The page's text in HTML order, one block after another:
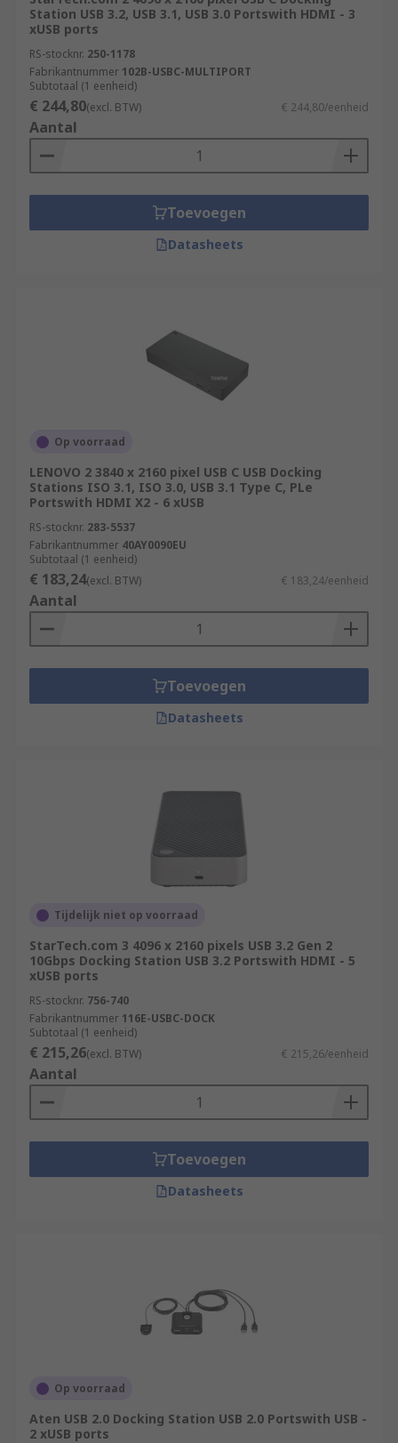
Station USB 3.2, USB 3.1, USB 3.0 Portswith HDMI - 3
xUSB ports
RS-stocknr. 250-1178
Fabrikantnummer 102B-USBC-MULTIPORT
Subtotaal (1 eenheid)
€ 244,80(excl. BTW) € 244,80/eenheid
Aantal
Toevoegen
Datasheets
Op voorraad
LENOVO 2 3840 x 2160 pixel USB C USB Docking
Stations ISO 3.1, ISO 3.0, USB 3.1 Type C, PLe
Portswith HDMI X2 - 6 xUSB
RS-stocknr. 283-5537
Fabrikantnummer 40AY0090EU
Subtotaal (1 eenheid)
€ 183,24(excl. BTW) € 183,24/eenheid
Aantal
Toevoegen
Datasheets
Tijdelijk niet op voorraad
StarTech.com 3 4096 x 2160 pixels USB 3.2 Gen 2
10Gbps Docking Station USB 3.2 Portswith HDMI - 5
xUSB ports
RS-stocknr. 756-740
Fabrikantnummer 116E-USBC-DOCK
Subtotaal (1 eenheid)
€ 215,26(excl. BTW) € 215,26/eenheid
Aantal
Toevoegen
Datasheets
Op voorraad
Aten USB 2.0 Docking Station USB 2.0 Portswith USB -
2 xUSB ports